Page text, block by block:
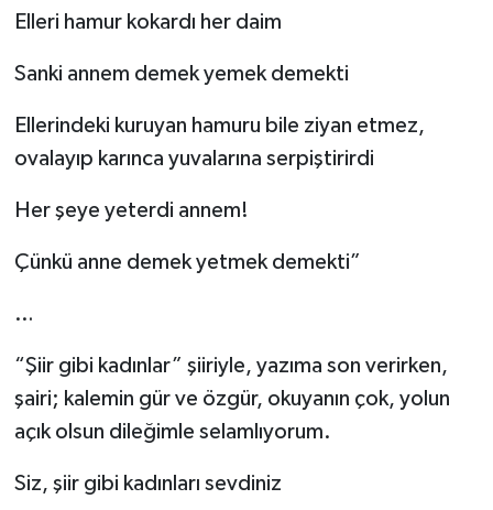
Elleri hamur kokardı her daim
Sanki annem demek yemek demekti
Ellerindeki kuruyan hamuru bile ziyan etmez,
ovalayıp karınca yuvalarına serpiştirirdi
Her şeye yeterdi annem!
Çünkü anne demek yetmek demekti”
…
“Şiir gibi kadınlar” şiiriyle, yazıma son verirken,
şairi; kalemin gür ve özgür, okuyanın çok, yolun
açık olsun dileğimle selamlıyorum.
Siz, şiir gibi kadınları sevdiniz